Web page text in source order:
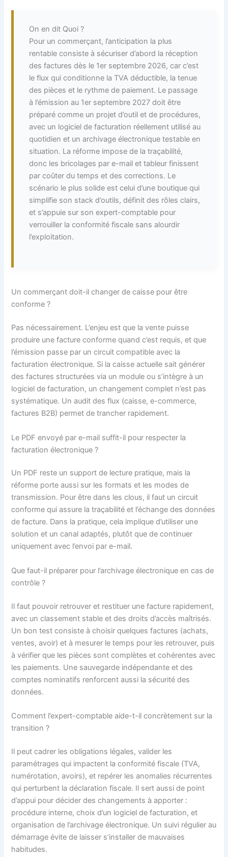
On en dit Quoi ?
Pour un commerçant, l’anticipation la plus
rentable consiste à sécuriser d’abord la réception
des factures dès le 1er septembre 2026, car c’est
le flux qui conditionne la TVA déductible, la tenue
des pièces et le rythme de paiement. Le passage
à l’émission au 1er septembre 2027 doit être
préparé comme un projet d’outil et de procédures,
avec un logiciel de facturation réellement utilisé au
quotidien et un archivage électronique testable en
situation. La réforme impose de la traçabilité,
donc les bricolages par e-mail et tableur finissent
par coûter du temps et des corrections. Le
scénario le plus solide est celui d’une boutique qui
simplifie son stack d’outils, définit des rôles clairs,
et s’appuie sur son expert-comptable pour
verrouiller la conformité fiscale sans alourdir
l’exploitation.
Un commerçant doit-il changer de caisse pour être
conforme ?
Pas nécessairement. L’enjeu est que la vente puisse
produire une facture conforme quand c’est requis, et que
l’émission passe par un circuit compatible avec la
facturation électronique. Si la caisse actuelle sait générer
des factures structurées via un module ou s’intègre à un
logiciel de facturation, un changement complet n’est pas
systématique. Un audit des flux (caisse, e-commerce,
factures B2B) permet de trancher rapidement.
Le PDF envoyé par e-mail suffit-il pour respecter la
facturation électronique ?
Un PDF reste un support de lecture pratique, mais la
réforme porte aussi sur les formats et les modes de
transmission. Pour être dans les clous, il faut un circuit
conforme qui assure la traçabilité et l’échange des données
de facture. Dans la pratique, cela implique d’utiliser une
solution et un canal adaptés, plutôt que de continuer
uniquement avec l’envoi par e-mail.
Que faut-il préparer pour l’archivage électronique en cas de
contrôle ?
Il faut pouvoir retrouver et restituer une facture rapidement,
avec un classement stable et des droits d’accès maîtrisés.
Un bon test consiste à choisir quelques factures (achats,
ventes, avoir) et à mesurer le temps pour les retrouver, puis
à vérifier que les pièces sont complètes et cohérentes avec
les paiements. Une sauvegarde indépendante et des
comptes nominatifs renforcent aussi la sécurité des
données.
Comment l’expert-comptable aide-t-il concrètement sur la
transition ?
Il peut cadrer les obligations légales, valider les
paramétrages qui impactent la conformité fiscale (TVA,
numérotation, avoirs), et repérer les anomalies récurrentes
qui perturbent la déclaration fiscale. Il sert aussi de point
d’appui pour décider des changements à apporter :
procédure interne, choix d’un logiciel de facturation, et
organisation de l’archivage électronique. Un suivi régulier au
démarrage évite de laisser s’installer de mauvaises
habitudes.